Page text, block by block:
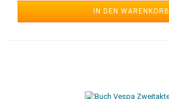
IN DEN WARENKORB